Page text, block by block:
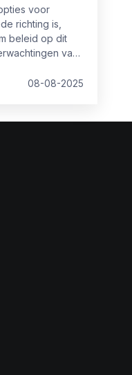
voor
richting is,
beleid op dit
van
van de
60%
maar slechts
08-08-2025